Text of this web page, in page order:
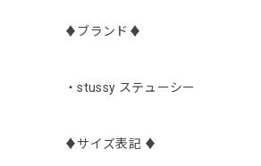
♦︎ブランド♦︎
・stussy ステューシー
♦︎サイズ表記 ♦︎